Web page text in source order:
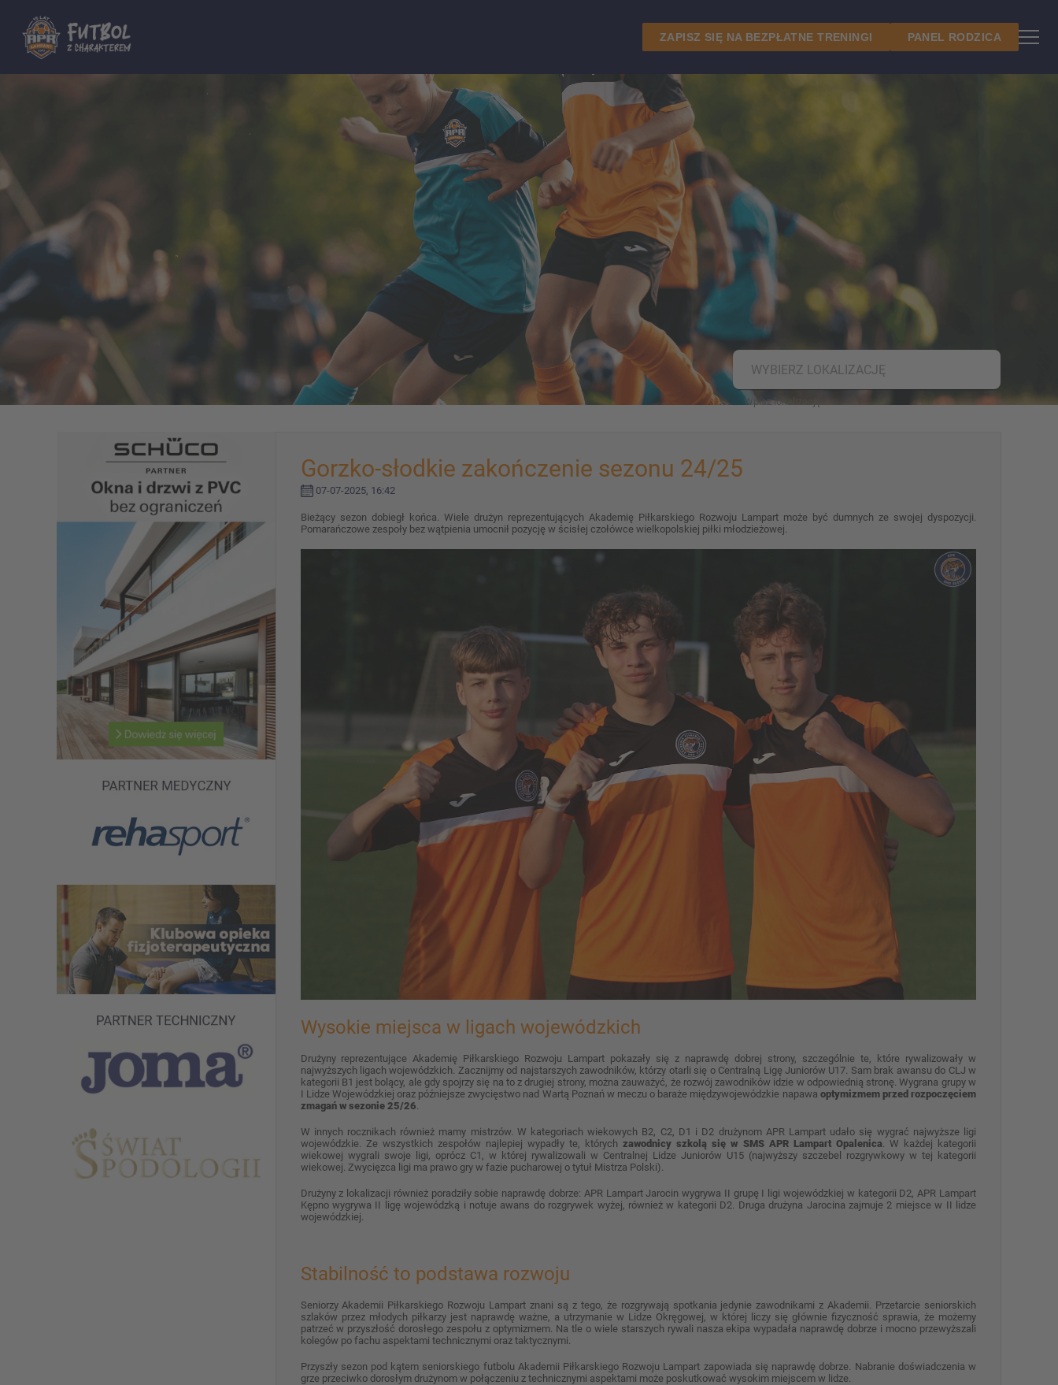
ZAPISZ SIĘ NA BEZPŁATNE TRENINGI PANEL RODZICA
WYBIERZ LOKALIZACJĘ
Gorzko-słodkie zakończenie sezonu 24/25
07-07-2025, 16:42
Bieżący sezon dobiegł końca. Wiele drużyn reprezentujących Akademię Piłkarskiego Rozwoju Lampart może być dumnych ze swojej dyspozycji.
Pomarańczowe zespoły bez wątpienia umocnił pozycję w ścisłej czołówce wielkopolskiej piłki młodzieżowej.
Wysokie miejsca w ligach wojewódzkich
Drużyny reprezentujące Akademię Piłkarskiego Rozwoju Lampart pokazały się z naprawdę dobrej strony, szczególnie te, które rywalizowały w
najwyższych ligach wojewódzkich. Zacznijmy od najstarszych zawodników, którzy otarli się o Centralną Ligę Juniorów U17. Sam brak awansu do CLJ w
kategorii B1 jest bolący, ale gdy spojrzy się na to z drugiej strony, można zauważyć, że rozwój zawodników idzie w odpowiednią stronę. Wygrana grupy w
I Lidze Wojewódzkiej oraz późniejsze zwycięstwo nad Wartą Poznań w meczu o baraże międzywojewódzkie napawa optymizmem przed rozpoczęciem
zmagań w sezonie 25/26.
W innych rocznikach również mamy mistrzów. W kategoriach wiekowych B2, C2, D1 i D2 drużynom APR Lampart udało się wygrać najwyższe ligi
wojewódzkie. Ze wszystkich zespołów najlepiej wypadły te, którychzawodnicy szkolą się w SMS APR Lampart Opalenica. W każdej kategorii
wiekowej wygrali swoje ligi, oprócz C1, w której rywalizowali w Centralnej Lidze Juniorów U15 (najwyższy szczebel rozgrywkowy w tej kategorii
wiekowej. Zwycięzca ligi ma prawo gry w fazie pucharowej o tytuł Mistrza Polski).
Drużyny z lokalizacji również poradziły sobie naprawdę dobrze: APR Lampart Jarocin wygrywa II grupę I ligi wojewódzkiej w kategorii D2, APR Lampart
Kępno wygrywa II ligę wojewódzką i notuje awans do rozgrywek wyżej, również w kategorii D2. Druga drużyna Jarocina zajmuje 2 miejsce w II lidze
wojewódzkiej.
Stabilność to podstawa rozwoju
Seniorzy Akademii Piłkarskiego Rozwoju Lampart znani są z tego, że rozgrywają spotkania jedynie zawodnikami z Akademii. Przetarcie seniorskich
szlaków przez młodych piłkarzy jest naprawdę ważne, a utrzymanie w Lidze Okręgowej, w której liczy się głównie fizyczność sprawia, że możemy
patrzeć w przyszłość dorosłego zespołu z optymizmem. Na tle o wiele starszych rywali nasza ekipa wypadała naprawdę dobrze i mocno przewyższali
kolegów po fachu aspektami technicznymi oraz taktycznymi.
Przyszły sezon pod kątem seniorskiego futbolu Akademii Piłkarskiego Rozwoju Lampart zapowiada się naprawdę dobrze. Nabranie doświadczenia w
grze przeciwko dorosłym drużynom w połączeniu z technicznymi aspektami może poskutkować wysokim miejscem w lidze.